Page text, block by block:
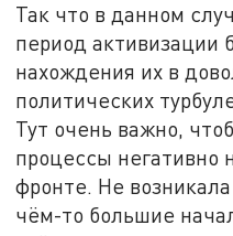
Так что в данном
период активизации
нахождения их в
политических
Тут очень важно,
процессы негативно
фронте. Не
чём-то большие